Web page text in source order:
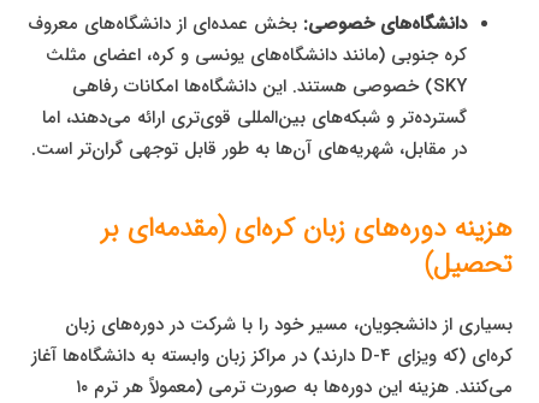
دانشگاه‌های خصوصی: بخش عمده‌ای از دانشگاه‌های معروف
کره جنوبی (مانند دانشگاه‌های یونسی و کره، اعضای مثلث
SKY) خصوصی هستند. این دانشگاه‌ها امکانات رفاهی
گسترده‌تر و شبکه‌های بین‌المللی قوی‌تری ارائه می‌دهند، اما
در مقابل، شهریه‌های آن‌ها به طور قابل توجهی گران‌تر است.
هزینه دوره‌های زبان کره‌ای (مقدمه‌ای بر
تحصیل)
بسیاری از دانشجویان، مسیر خود را با شرکت در دوره‌های زبان
کره‌ای (که ویزای D-4 دارند) در مراکز زبان وابسته به دانشگاه‌ها آغاز
می‌کنند. هزینه این دوره‌ها به صورت ترمی (معمولاً هر ترم ۱۰